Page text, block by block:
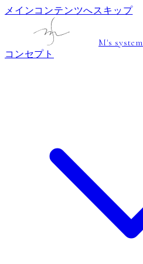
メインコンテンツへスキップ
M's system
コンセプト